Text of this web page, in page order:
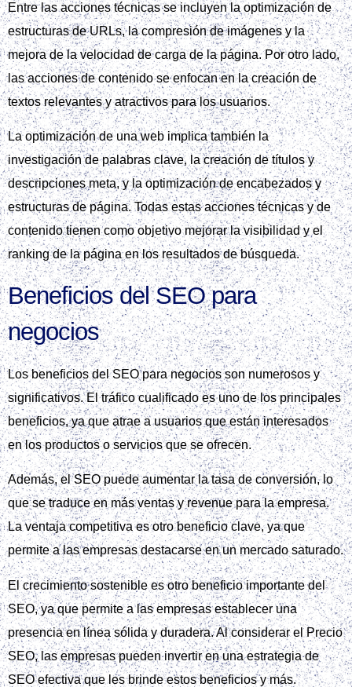
Entre las acciones técnicas se incluyen la optimización de
estructuras de URLs, la compresión de imágenes y la
mejora de la velocidad de carga de la página. Por otro lado,
las acciones de contenido se enfocan en la creación de
textos relevantes y atractivos para los usuarios.
La optimización de una web implica también la
investigación de palabras clave, la creación de títulos y
descripciones meta, y la optimización de encabezados y
estructuras de página. Todas estas acciones técnicas y de
contenido tienen como objetivo mejorar la visibilidad y el
ranking de la página en los resultados de búsqueda.
Beneficios del SEO para
negocios
Los beneficios del SEO para negocios son numerosos y
significativos. El tráfico cualificado es uno de los principales
beneficios, ya que atrae a usuarios que están interesados
en los productos o servicios que se ofrecen.
Además, el SEO puede aumentar la tasa de conversión, lo
que se traduce en más ventas y revenue para la empresa.
La ventaja competitiva es otro beneficio clave, ya que
permite a las empresas destacarse en un mercado saturado.
El crecimiento sostenible es otro beneficio importante del
SEO, ya que permite a las empresas establecer una
presencia en línea sólida y duradera. Al considerar el Precio
SEO, las empresas pueden invertir en una estrategia de
SEO efectiva que les brinde estos beneficios y más.